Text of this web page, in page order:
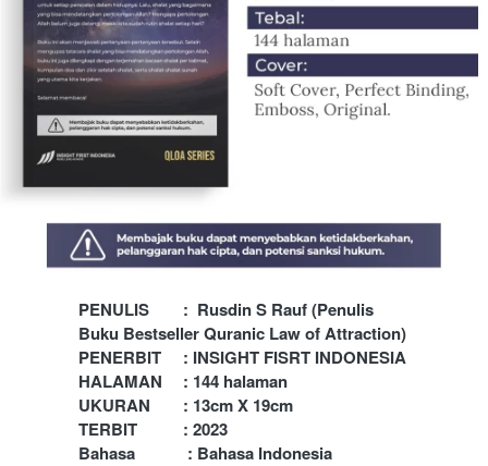
PENULIS	: Rusdin S Rauf (Penulis
Buku Bestseller Quranic Law of Attraction)
PENERBIT	: INSIGHT FISRT INDONESIA
HALAMAN	: 144 halaman
UKURAN	: 13cm X 19cm
TERBIT		: 2023
Bahasa            : Bahasa Indonesia